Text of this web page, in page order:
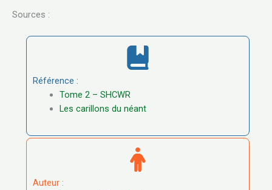
Sources :
Référence :
Tome 2 – SHCWR
Les carillons du néant
Auteur :